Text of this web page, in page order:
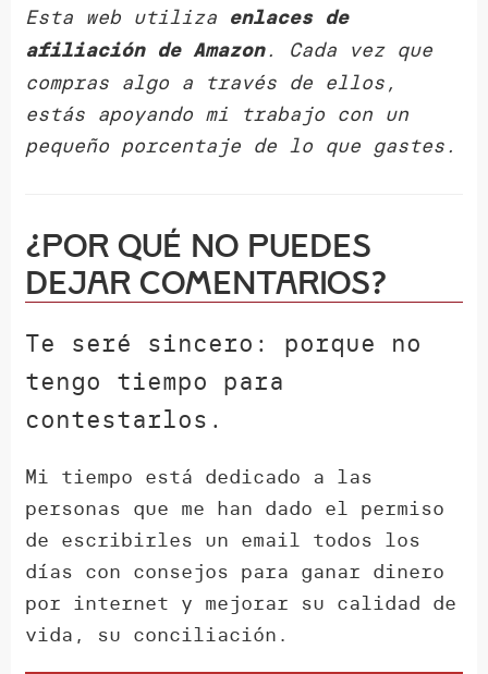
Esta web utiliza enlaces de
afiliación de Amazon. Cada vez que
compras algo a través de ellos,
estás apoyando mi trabajo con un
pequeño porcentaje de lo que gastes.
¿Por qué NO puedes
dejar comentarios?
Te seré sincero: porque no
tengo tiempo para
contestarlos.
Mi tiempo está dedicado a las
personas que me han dado el permiso
de escribirles un email todos los
días con consejos para ganar dinero
por internet y mejorar su calidad de
vida, su conciliación.